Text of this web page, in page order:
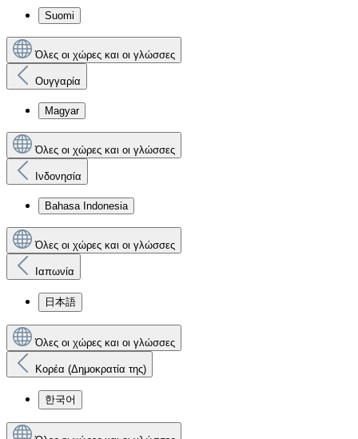
Suomi
Όλες οι χώρες και οι γλώσσες
Ουγγαρία
Magyar
Όλες οι χώρες και οι γλώσσες
Ινδονησία
Bahasa Indonesia
Όλες οι χώρες και οι γλώσσες
Ιαπωνία
日本語
Όλες οι χώρες και οι γλώσσες
Κορέα (Δημοκρατία της)
한국어